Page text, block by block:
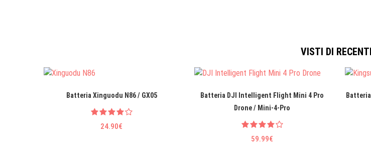
VISTI DI
Batteria Xinguodu N86 / GX05
24.90€
Batteria DJI Intelligent Flight Mini 4 Pro
Drone / Mini-4-Pro
59.99€
Batteria